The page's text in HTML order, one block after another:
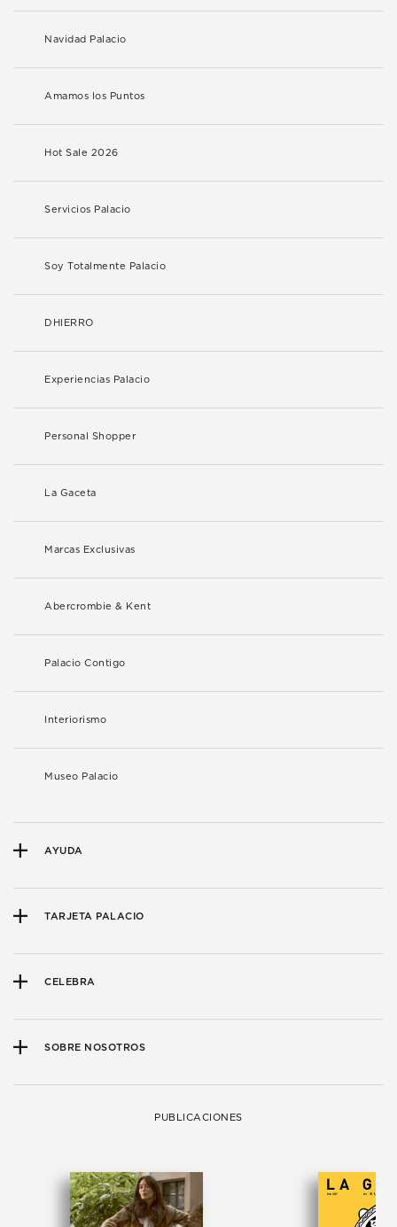
Navidad Palacio
Amamos los Puntos
Hot Sale 2026
Servicios Palacio
Soy Totalmente Palacio
DHIERRO
Experiencias Palacio
Personal Shopper
La Gaceta
Marcas Exclusivas
Abercrombie & Kent
Palacio Contigo
Interiorismo
Museo Palacio
AYUDA
TARJETA PALACIO
CELEBRA
SOBRE NOSOTROS
PUBLICACIONES